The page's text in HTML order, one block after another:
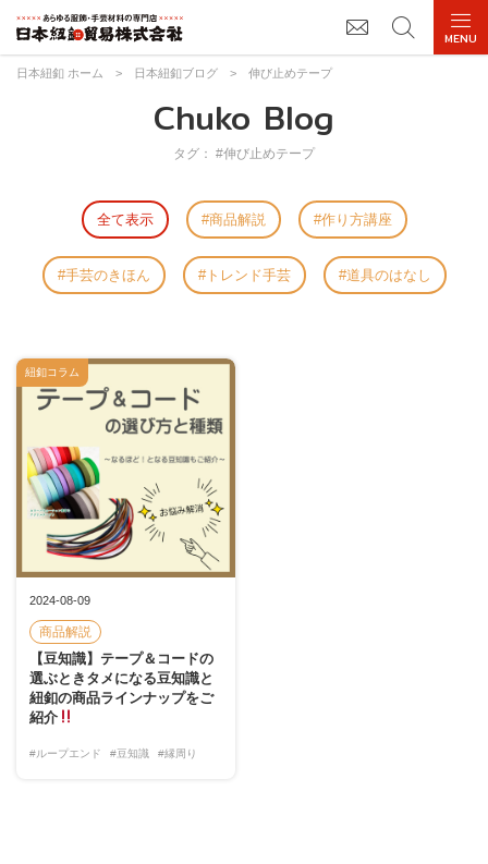
日本紐釦 ホーム > 日本紐釦ブログ > 伸び止めテープ
Chuko Blog
タグ： #伸び止めテープ
全て表示 商品解説 作り方講座
手芸のきほん トレンド手芸 道具のはなし
2024-08-09
商品解説
【豆知識】テープ＆コードの
選ぶときタメになる豆知識と
紐釦の商品ラインナップをご
紹介
#ループエンド #豆知識 #縁周り
紐釦コラム